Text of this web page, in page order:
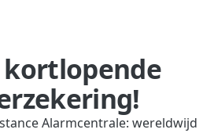
Alarmcentrale: wereldwijd